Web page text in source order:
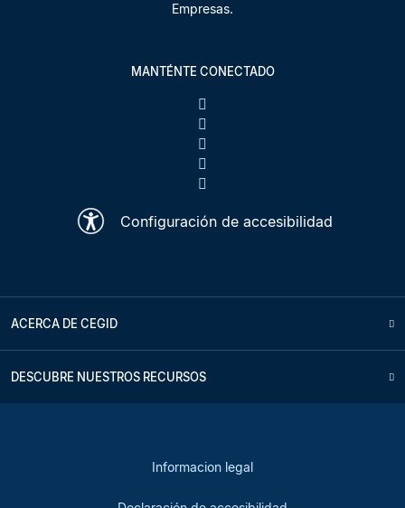
Empresas.
MANTÉNTE CONECTADO
Configuración de accesibilidad
ACERCA DE CEGID
DESCUBRE NUESTROS RECURSOS
Informacion legal